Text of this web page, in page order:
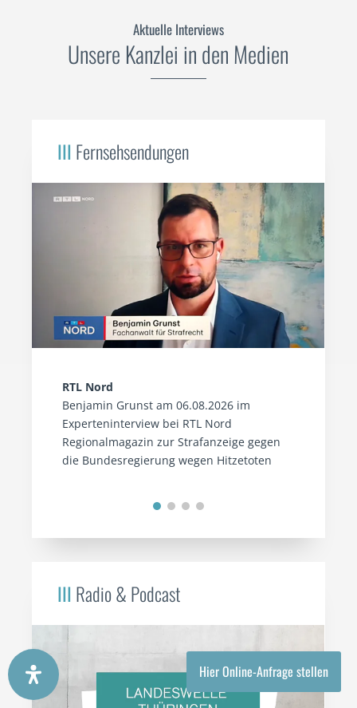
Hier Online-Anfrage stellen
Aktuelle Interviews
Unsere Kanzlei in den Medien
III Fernsehsendungen
RTL Nord
Benjamin Grunst am 06.08.2026 im
Experteninterview bei RTL Nord
Regionalmagazin zur Strafanzeige gegen
die Bundesregierung wegen Hitzetoten
III Radio & Podcast